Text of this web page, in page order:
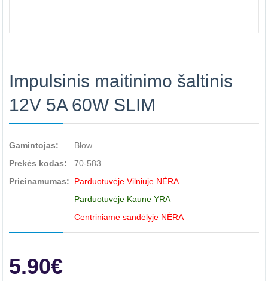
Impulsinis maitinimo šaltinis
12V 5A 60W SLIM
Gamintojas:
Blow
Prekės kodas:
70-583
Prieinamumas:
Parduotuvėje Vilniuje NĖRA
Parduotuvėje Kaune YRA
Centriniame sandėlyje NĖRA
5.90€